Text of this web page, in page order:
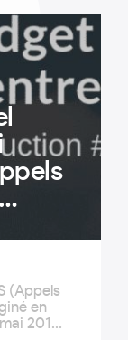
(Appels
en
2018